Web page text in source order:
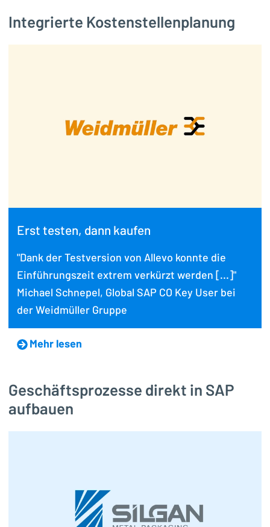
Integrierte Kostenstellenplanung
Erst testen, dann kaufen
"Dank der Testversion von Allevo konnte die
Einführungszeit extrem verkürzt werden [...]"
Michael Schnepel, Global SAP CO Key User bei
der Weidmüller Gruppe
Mehr lesen
Geschäftsprozesse direkt in SAP
aufbauen